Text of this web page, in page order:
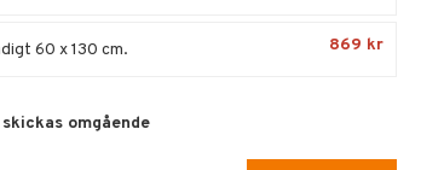
60 x 130 cm. 869 kr
omgående